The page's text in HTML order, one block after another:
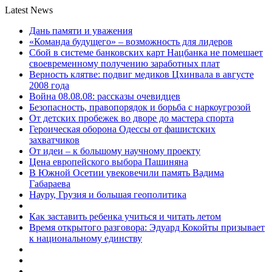
Latest News
Дань памяти и уважения
«Команда будущего» – возможность для лидеров
Сбой в системе банковских карт Нацбанка не помешает
своевременному получению заработных плат
Верность клятве: подвиг медиков Цхинвала в августе
2008 года
Война 08.08.08: рассказы очевидцев
Безопасность, правопорядок и борьба с наркоугрозой
От детских пробежек во дворе до мастера спорта
Героическая оборона Одессы от фашистских
захватчиков
От идеи – к большому научному проекту
Цена европейского выбора Пашиняна
В Южной Осетии увековечили память Вадима
Габараева
Науру, Грузия и большая геополитика
Как заставить ребенка учиться и читать летом
Время открытого разговора: Эдуард Кокойты призывает
к национальному единству